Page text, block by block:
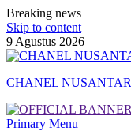
Breaking news
Skip to content
9 Agustus 2026
CHANEL
Primary Menu